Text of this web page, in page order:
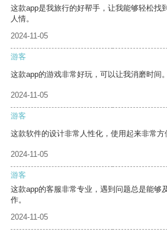
这款app是我旅行的好帮手，让我能够轻松找
人情。
2024-11-05
游客
这款app的游戏非常好玩，可以让我消磨时间。
2024-11-05
游客
这款软件的设计非常人性化，使用起来非常方
2024-11-05
游客
这款app的客服非常专业，遇到问题总是能够
作。
2024-11-05